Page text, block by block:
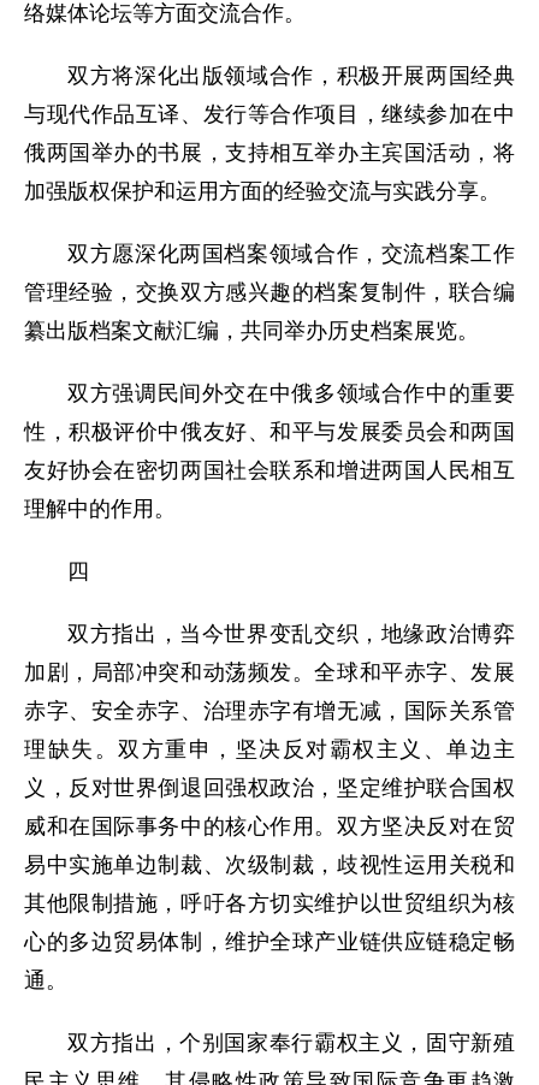
络媒体论坛等方面交流合作。
双方将深化出版领域合作，积极开展两国经典
与现代作品互译、发行等合作项目，继续参加在中
俄两国举办的书展，支持相互举办主宾国活动，将
加强版权保护和运用方面的经验交流与实践分享。
双方愿深化两国档案领域合作，交流档案工作
管理经验，交换双方感兴趣的档案复制件，联合编
纂出版档案文献汇编，共同举办历史档案展览。
双方强调民间外交在中俄多领域合作中的重要
性，积极评价中俄友好、和平与发展委员会和两国
友好协会在密切两国社会联系和增进两国人民相互
理解中的作用。
四
双方指出，当今世界变乱交织，地缘政治博弈
加剧，局部冲突和动荡频发。全球和平赤字、发展
赤字、安全赤字、治理赤字有增无减，国际关系管
理缺失。双方重申，坚决反对霸权主义、单边主
义，反对世界倒退回强权政治，坚定维护联合国权
威和在国际事务中的核心作用。双方坚决反对在贸
易中实施单边制裁、次级制裁，歧视性运用关税和
其他限制措施，呼吁各方切实维护以世贸组织为核
心的多边贸易体制，维护全球产业链供应链稳定畅
通。
双方指出，个别国家奉行霸权主义，固守新殖